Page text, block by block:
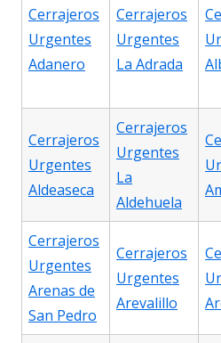
Cerrajeros
Urgentes
Adanero
Cerrajeros
Urgentes
La Adrada
Cerrajeros
Urgentes
Aldeaseca
Cerrajeros
Urgentes
La
Aldehuela
Cerrajeros
Urgentes
Arenas de
San Pedro
Cerrajeros
Urgentes
Arevalillo